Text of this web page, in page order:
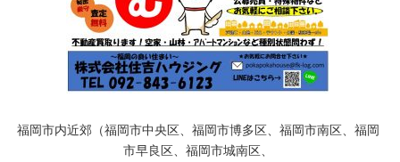
福岡市内近郊（福岡市中央区、福岡市博多区、福岡市南区、福岡
市早良区、福岡市城南区、